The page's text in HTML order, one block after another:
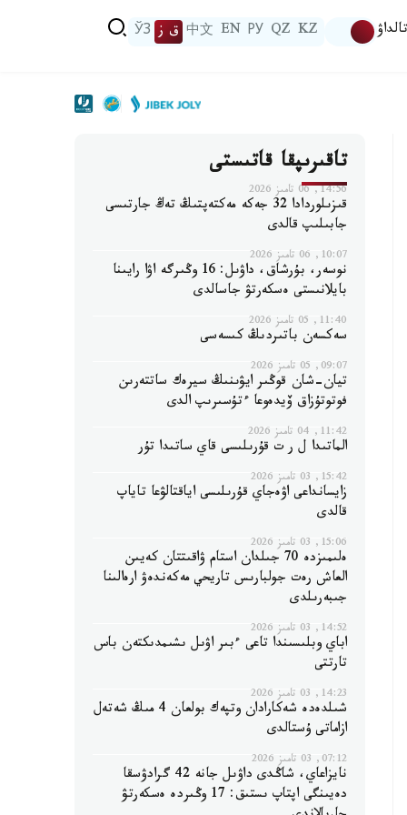
تالداۋ KZ
QZ
РУ
EN
中文 ق ز ЎЗ
تاقىرىپقا قاتىستى
14:56, 06 تامىز 2026
قىزىلوردادا 32 جەكە مەكتەپتىڭ تەڭ جارتىسى
جابىلىپ قالدى
10:07, 06 تامىز 2026
نوسەر، بۇرشاق، داۋىل: 16 وڭىرگە اۋا رايىنا
بايلانىستى ەسكەرتۋ جاسالدى
11:40, 05 تامىز 2026
سەكسەن باتىردىڭ كىسەسى
09:07, 05 تامىز 2026
تيان-شان قوڭىر ايۋىنىڭ سيرەك ساتتەرىن
فوتوتۇزاق ۆيدەوعا ءتۇسىرىپ الدى
11:42, 04 تامىز 2026
الماتىدا ل ر ت قۇرىلىسى قاي ساتىدا تۇر
15:42, 03 تامىز 2026
زايسانداعى اۋەجاي قۇرىلىسى اياقتالۋعا تاياپ
قالدى
15:06, 03 تامىز 2026
ەلىمىزدە 70 جىلدان استام ۋاقىتتان كەيىن
العاش رەت جولبارىس تاريحي مەكەندەۋ ارەالىنا
جىبەرىلدى
14:52, 03 تامىز 2026
اباي وبلىسىندا تاعى ءبىر اۋىل ىشىمدىكتەن باس
تارتتى
14:23, 03 تامىز 2026
شىلدەدە شەكارادان وتپەك بولعان 4 مىڭ شەتەل
ازاماتى ۇستالدى
07:12, 03 تامىز 2026
نايزاعاي، شاڭدى داۋىل جانە 42 گرادۋسقا
دەيىنگى اپتاپ ىستىق: 17 وڭىردە ەسكەرتۋ